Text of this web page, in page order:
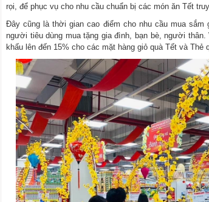
rọi, để phục vụ cho nhu cầu chuẩn bị các món ăn Tết
Đây cũng là thời gian cao điểm cho nhu cầu mua sắm
người tiêu dùng mua tặng gia đình, bạn bè, người
khấu lên đến 15% cho các mặt hàng giỏ quà Tết và